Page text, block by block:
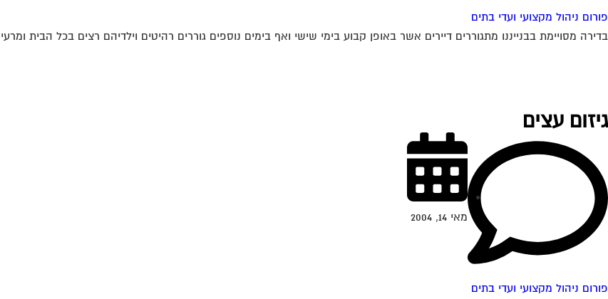
פורום ניהול מקצועי ועדי בתים
בדירה מסויימת בבנייננו מתגוררים דיירים אשר באופן קבוע בימי שישי ואף בימים נוספים גוררים רהיטים וילדיהם רצים בכל הבית
גיזום עצים
פורום ניהול מקצועי ועדי בתים
מאי 14, 2004